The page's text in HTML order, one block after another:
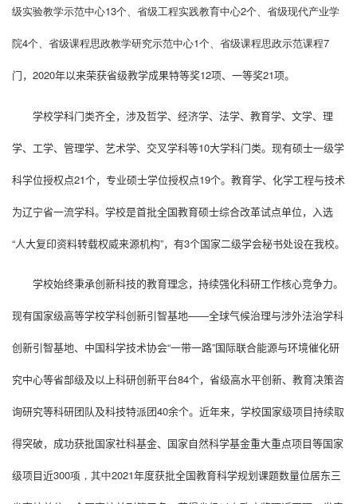
级实验教学示范中心13个、省级工程实践教育中心2个、省级现代产业学
院4个、省级课程思政教学研究示范中心1个、省级课程思政示范课程7
门， 2020年以来荣获省级教学成果特等奖12项、一等奖21项。
学校学科门类齐全，涉及哲学、经济学、法学、教育学、文学、理
学、工学、管理学、艺术学、交叉学科等10大学科门类。现有硕士一级学
科学位授权点21个，专业硕士学位授权点19个。教育学、化学工程与技术
为辽宁省一流学科。学校是首批全国教育硕士综合改革试点单位，入选
“人大复印资料转载权威来源机构”，有3个国家二级学会秘书处设在我校。
学校始终秉承创新科技的教育理念，持续强化科研工作核心竞争力。
现有国家级高等学校学科创新引智基地——全球气候治理与涉外法治学科
创新引智基地、 中国科学技术协会“一带一路”国际联合能源与环境催化研
究中心等省部级及以上科研创新平台84个， 省级高水平创新、教育决策咨
询研究等科研团队及科技特派团40余个。近年来，学校国家级项目持续取
得突破，成功获批国家社科基金、国家自然科学基金重大重点项目等国家
级项目近300项，其中2021年度获批全国教育科学规划课题数量位居东三